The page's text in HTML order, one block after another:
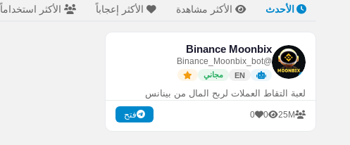
الأحدث الأكثر مشاهدة الأكثر إعجاباً الأكثر استخداماً
Binance Moonbix
@Binance_Moonbix_bot
EN مجاني
لعبة التقاط العملات لربح المال من بينانس
25M
0
0 فتح